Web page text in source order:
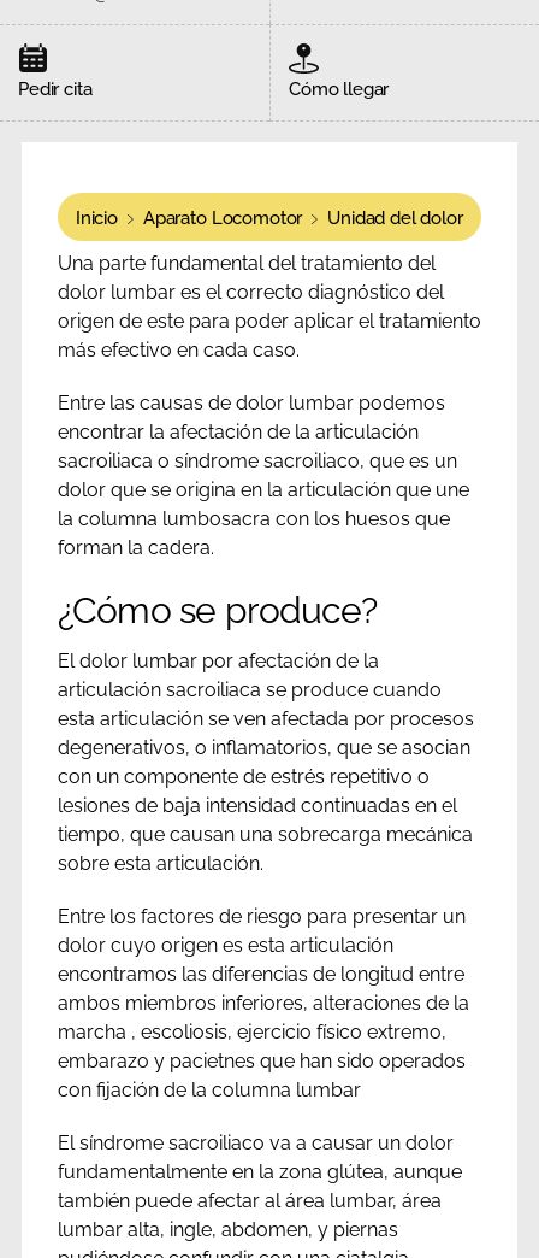
Pedir cita Cómo llegar
Inicio Aparato Locomotor Unidad del dolor
Una parte fundamental del tratamiento del
dolor lumbar es el correcto diagnóstico del
origen de este para poder aplicar el tratamiento
más efectivo en cada caso.
Entre las causas de dolor lumbar podemos
encontrar la afectación de la articulación
sacroiliaca o síndrome sacroiliaco, que es un
dolor que se origina en la articulación que une
la columna lumbosacra con los huesos que
forman la cadera.
¿Cómo se produce?
El dolor lumbar por afectación de la
articulación sacroiliaca se produce cuando
esta articulación se ven afectada por procesos
degenerativos, o inflamatorios, que se asocian
con un componente de estrés repetitivo o
lesiones de baja intensidad continuadas en el
tiempo, que causan una sobrecarga mecánica
sobre esta articulación.
Entre los factores de riesgo para presentar un
dolor cuyo origen es esta articulación
encontramos las diferencias de longitud entre
ambos miembros inferiores, alteraciones de la
marcha , escoliosis, ejercicio físico extremo,
embarazo y pacietnes que han sido operados
con fijación de la columna lumbar
El síndrome sacroiliaco va a causar un dolor
fundamentalmente en la zona glútea, aunque
también puede afectar al área lumbar, área
lumbar alta, ingle, abdomen, y piernas